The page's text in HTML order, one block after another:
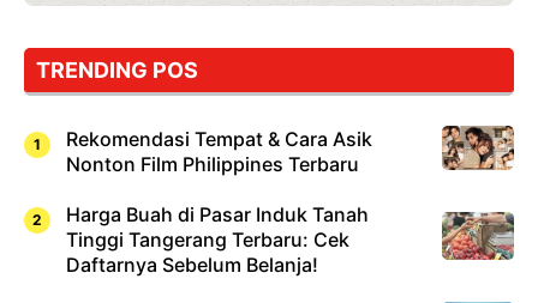
Dicoba,
Cuma
Sushi!
TRENDING POS
Rekomendasi Tempat & Cara Asik
Nonton Film Philippines Terbaru
Harga Buah di Pasar Induk Tanah
Tinggi Tangerang Terbaru: Cek
Daftarnya Sebelum Belanja!